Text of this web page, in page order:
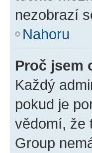
nezobrazí
Nahoru
Proč jsem
Každý
pokud je
vědomí, že
Group